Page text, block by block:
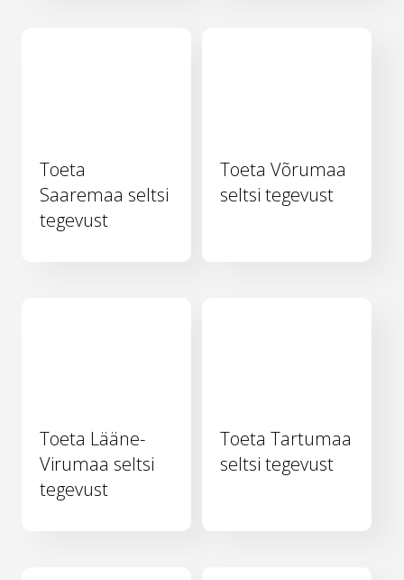
Toeta
Saaremaa seltsi
tegevust
Toeta Võrumaa
seltsi tegevust
Toeta Lääne-
Virumaa seltsi
tegevust
Toeta Tartumaa
seltsi tegevust